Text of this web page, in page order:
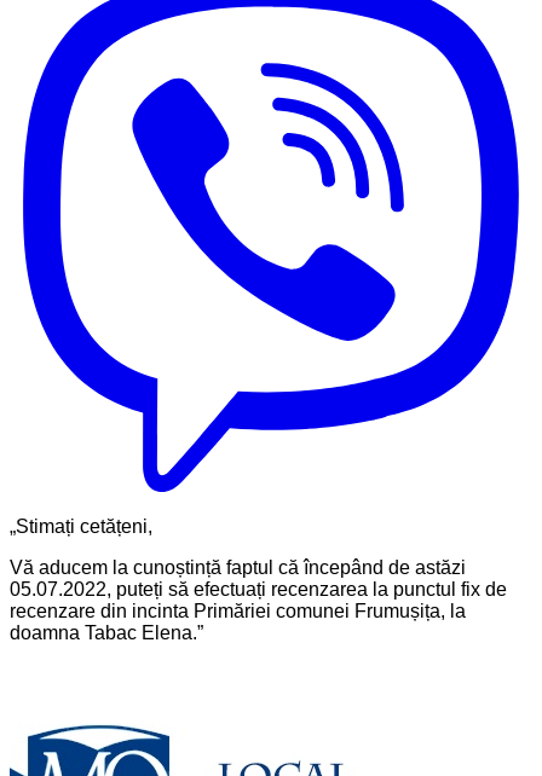
„Stimați cetățeni,
Vă aducem la cunoștință faptul că începând de astăzi
05.07.2022, puteți să efectuați recenzarea la punctul fix de
recenzare din incinta Primăriei comunei Frumușița, la
doamna Tabac Elena.”